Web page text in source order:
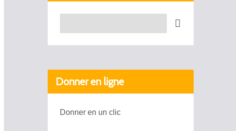
Donner en ligne
Donner en un clic